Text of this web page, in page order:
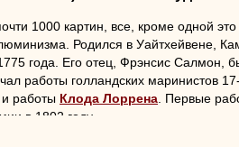
1000 картин, все, кроме одной
Родился в Уайтхейвене,
года. Его отец, Фрэнсис Салмон,
работы голландских маринистов
и работы Клода Лоррена. Первые
в 1802 году.